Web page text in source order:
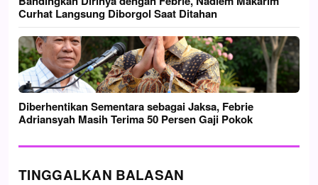
Curhat Langsung Diborgol Saat Ditahan
Diberhentikan Sementara sebagai Jaksa, Febrie
Adriansyah Masih Terima 50 Persen Gaji Pokok
TINGGALKAN BALASAN